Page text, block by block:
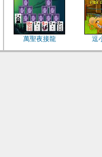
萬聖夜接龍 逗